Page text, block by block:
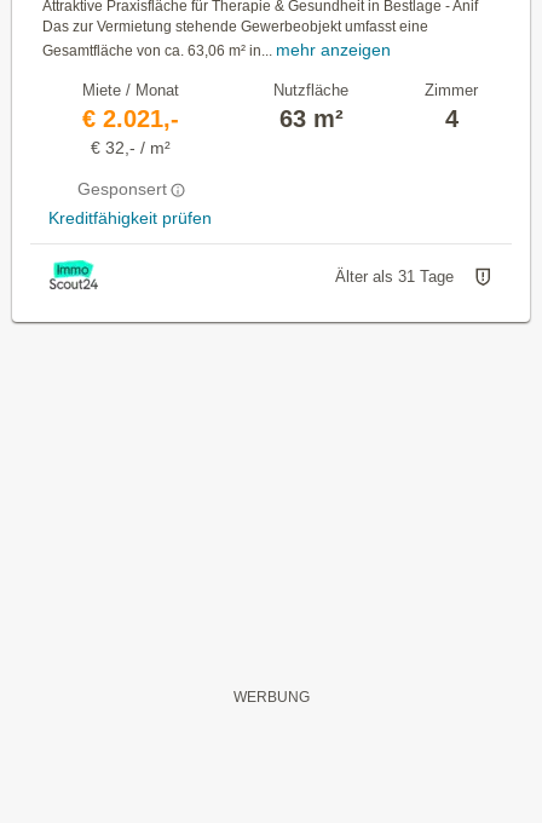
Attraktive Praxisfläche für Therapie & Gesundheit in Bestlage - Anif
Das zur Vermietung stehende Gewerbeobjekt umfasst eine
Gesamtfläche von ca. 63,06 m² in... mehr anzeigen
Miete / Monat
€ 2.021,-
€ 32,- / m²
Gesponsert
Kreditfähigkeit prüfen
Nutzfläche
63 m²
Zimmer
4
Älter als 31 Tage